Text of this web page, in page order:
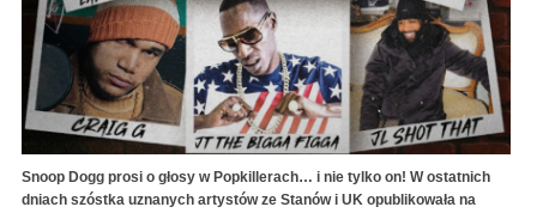
Snoop Dogg prosi o głosy w Popkillerach… i nie tylko on! W ostatnich
dniach szóstka uznanych artystów ze Stanów i UK opublikowała na